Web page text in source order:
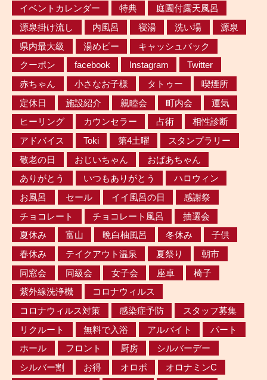
イベントカレンダー
特典
庭園付露天風呂
源泉掛け流し
内風呂 寝湯 洗い場
源泉
県内最大級
湯めピー
キャッシュバック
クーポン
facebook Instagram
Twitter
赤ちゃん
小さなお子様 タトゥー
喫煙所
定休日
施設紹介 親睦会 町内会
運気
ヒーリング
カウンセラー 占術
相性診断
アドバイス
Toki 第4土曜
スタンプラリー
敬老の日
おじいちゃん
おばあちゃん
ありがとう
いつもありがとう
ハロウィン
お風呂
セール イイ風呂の日
感謝祭
チョコレート
チョコレート風呂
抽選会
夏休み
富山 晩白柚風呂 冬休み
子供
春休み
テイクアウト温泉 夏祭り
朝市
同窓会
同級会 女子会 座卓
椅子
紫外線洗浄機
コロナウィルス
コロナウィルス対策
感染症予防
スタッフ募集
リクルート
無料で入浴 アルバイト
パート
ホール
フロント 厨房
シルバーデー
シルバー割
お得 オロポ
オロナミンC